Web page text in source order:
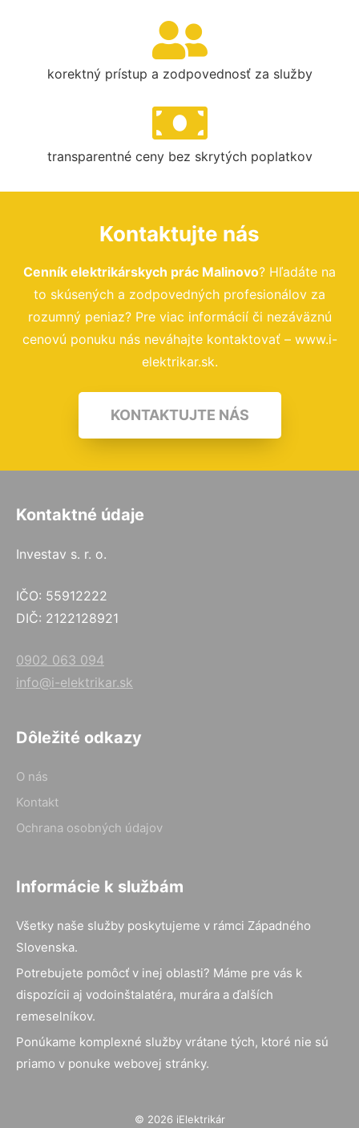
korektný prístup a zodpovednosť za služby
transparentné ceny bez skrytých poplatkov
Kontaktujte nás
Cenník elektrikárskych prác Malinovo? Hľadáte na
to skúsených a zodpovedných profesionálov za
rozumný peniaz? Pre viac informácií či nezáväznú
cenovú ponuku nás neváhajte kontaktovať – www.i-
elektrikar.sk.
KONTAKTUJTE NÁS
Kontaktné údaje
Investav s. r. o.
IČO: 55912222
DIČ: 2122128921
0902 063 094
info@i-elektrikar.sk
Dôležité odkazy
O nás
Kontakt
Ochrana osobných údajov
Informácie k službám
Všetky naše služby poskytujeme v rámci Západného
Slovenska.
Potrebujete pomôcť v inej oblasti? Máme pre vás k
dispozícii aj vodoinštalatéra, murára a ďalších
remeselníkov.
Ponúkame komplexné služby vrátane tých, ktoré nie sú
priamo v ponuke webovej stránky.
© 2026 iElektrikár